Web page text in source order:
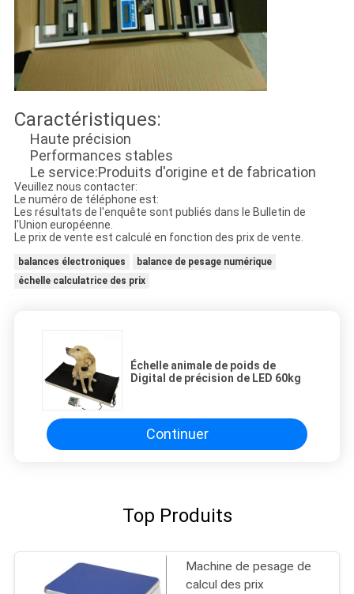
Caractéristiques:
Haute précision
Performances stables
Le service:Produits d'origine et de fabrication
Veuillez nous contacter:
Le numéro de téléphone est:
Les résultats de l'enquête sont publiés dans le Bulletin de
l'Union européenne.
Le prix de vente est calculé en fonction des prix de vente.
balances électroniques
balance de pesage numérique
échelle calculatrice des prix
Échelle animale de poids de
Digital de précision de LED 60kg
Continuer
Top Produits
Machine de pesage de
calcul des prix